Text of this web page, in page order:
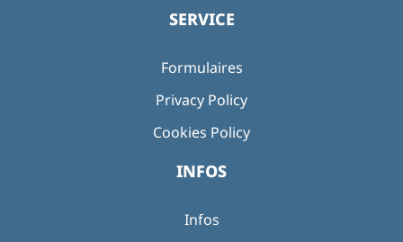
SERVICE
Formulaires
Privacy Policy
Cookies Policy
INFOS
Infos